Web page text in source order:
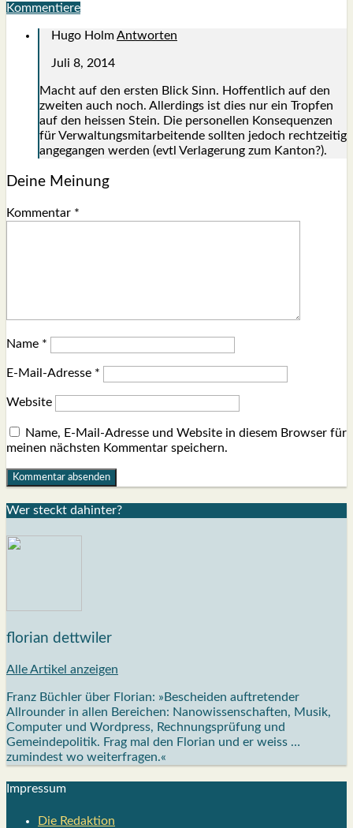
Kommentiere
Hugo HolmAntworten
Juli 8, 2014
Macht auf den ers­ten Blick Sinn. Hof­fent­lich auf den
zwei­ten auch noch. Aller­dings ist dies nur ein Trop­fen
auf den heis­sen Stein. Die per­so­nel­len Kon­se­quen­zen
für Ver­wal­tungs­mit­ar­bei­ten­de soll­ten jedoch recht­zei­tig
ange­gan­gen wer­den (evtl Ver­la­ge­rung zum Kan­ton?).
Deine Meinung
Kommentar *
Name *
E-Mail-Adresse *
Website
Name, E-Mail-Adresse und Website in diesem Browser für
meinen nächsten Kommentar speichern.
Wer steckt dahin­ter?
florian dettwiler
Alle Artikel anzeigen
Franz Büchler über Florian: »Bescheiden auftretender
Allrounder in allen Bereichen: Nanowissenschaften, Musik,
Computer und Wordpress, Rechnungsprüfung und
Gemeindepolitik. Frag mal den Florian und er weiss …
zumindest wo weiterfragen.«
Impres­sum
Die Redak­ti­on